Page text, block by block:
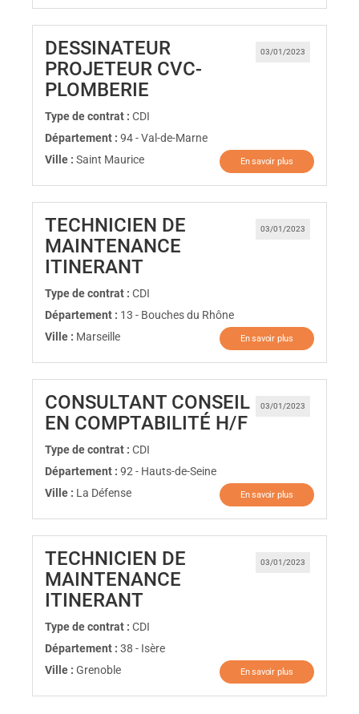
03/01/2023
DESSINATEUR
PROJETEUR CVC-
PLOMBERIE
Type de contrat : CDI
Département : 94 - Val-de-Marne
Ville : Saint Maurice En savoir plus
03/01/2023
TECHNICIEN DE
MAINTENANCE
ITINERANT
Type de contrat : CDI
Département : 13 - Bouches du Rhône
Ville : Marseille En savoir plus
03/01/2023
CONSULTANT CONSEIL
EN COMPTABILITÉ H/F(Nouvelle
Type de contrat : CDI
Département : 92 - Hauts-de-Seine
Ville : La Défense En savoir plus
03/01/2023
TECHNICIEN DE
MAINTENANCE
ITINERANT
Type de contrat : CDI
Département : 38 - Isère
Ville : Grenoble En savoir plus